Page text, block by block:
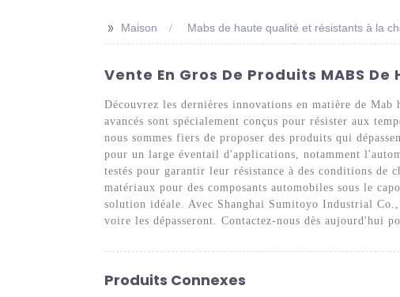
>> Maison Mabs de haute qualité et résistants à la
Vente En Gros De Produits MABS
Découvrez les dernières innovations en matière de
avancés sont spécialement conçus pour résister aux
nous sommes fiers de proposer des produits qui
pour un large éventail d'applications, notamment
testés pour garantir leur résistance à des conditions de
matériaux pour des composants automobiles sous le
solution idéale. Avec Shanghai Sumitoyo Industrial
voire les dépasseront. Contactez-nous dès aujourd'hui
Produits Connexes